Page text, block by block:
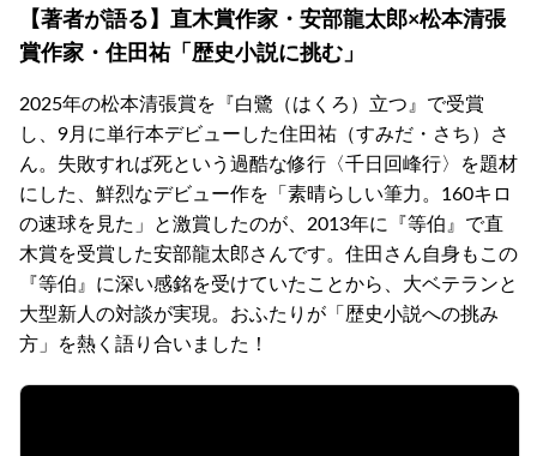
【著者が語る】直木賞作家・安部龍太郎×松本清張
賞作家・住田祐「歴史小説に挑む」
2025年の松本清張賞を『白鷺（はくろ）立つ』で受賞
し、9月に単行本デビューした住田祐（すみだ・さち）さ
ん。失敗すれば死という過酷な修行〈千日回峰行〉を題材
にした、鮮烈なデビュー作を「素晴らしい筆力。160キロ
の速球を見た」と激賞したのが、2013年に『等伯』で直
木賞を受賞した安部龍太郎さんです。住田さん自身もこの
『等伯』に深い感銘を受けていたことから、大ベテランと
大型新人の対談が実現。おふたりが「歴史小説への挑み
方」を熱く語り合いました！